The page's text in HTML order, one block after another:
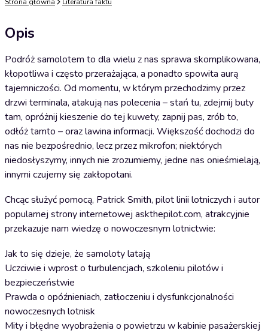
Opis
Podróż samolotem to dla wielu z nas sprawa skomplikowana,
kłopotliwa i często przerażająca, a ponadto spowita aurą
tajemniczości. Od momentu, w którym przechodzimy przez
drzwi terminala, atakują nas polecenia – stań tu, zdejmij buty
tam, opróżnij kieszenie do tej kuwety, zapnij pas, zrób to,
odłóż tamto – oraz lawina informacji. Większość dochodzi do
nas nie bezpośrednio, lecz przez mikrofon; niektórych
niedosłyszymy, innych nie zrozumiemy, jedne nas onieśmielają,
innymi czujemy się zakłopotani.
Chcąc służyć pomocą, Patrick Smith, pilot linii lotniczych i autor
popularnej strony internetowej askthepilot.com, atrakcyjnie
przekazuje nam wiedzę o nowoczesnym lotnictwie:
Jak to się dzieje, że samoloty latają
Uczciwie i wprost o turbulencjach, szkoleniu pilotów i
bezpieczeństwie
Prawda o opóźnieniach, zatłoczeniu i dysfunkcjonalności
nowoczesnych lotnisk
Mity i błędne wyobrażenia o powietrzu w kabinie pasażerskiej